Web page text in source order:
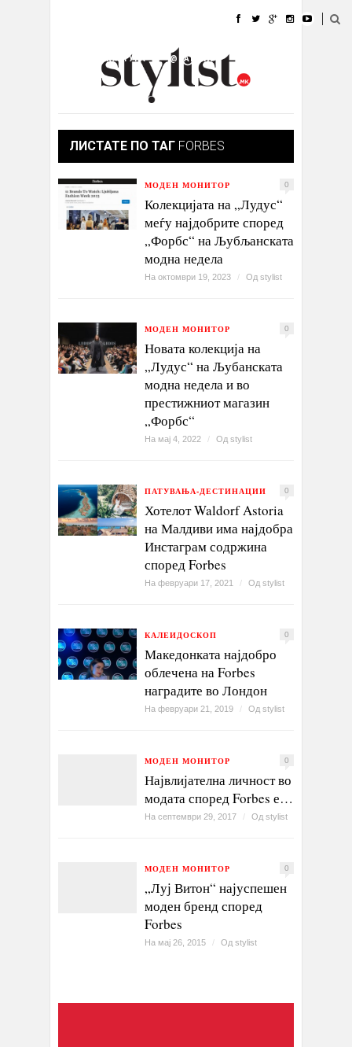
УБАВИНА
КУЛТУРА @РАБОТА
ИЗЛОГ
ЛИСТАТЕ ПО ТАГ FORBES
МОДЕН МОНИТОР 0
Колекцијата на „Лудус“
меѓу најдобрите според
„Форбс“ на Љубљанската
модна недела
На октомври 19, 2023 / Од stylist
МОДЕН МОНИТОР 0
Новата колекција на
„Лудус“ на Љубанската
модна недела и во
престижниот магазин
„Форбс“
На мај 4, 2022 / Од stylist
ПАТУВАЊА-ДЕСТИНАЦИИ 0
Хотелот Waldorf Astoria
на Малдиви има најдобра
Инстаграм содржина
според Forbes
На февруари 17, 2021 / Од stylist
КАЛЕИДОСКОП 0
Македонката најдобро
облечена на Forbes
наградите во Лондон
На февруари 21, 2019 / Од stylist
МОДЕН МОНИТОР 0
Највлијателна личност во
модата според Forbes е…
На септември 29, 2017 / Од stylist
МОДЕН МОНИТОР 0
„Луј Витон“ најуспешен
моден бренд според
Forbes
На мај 26, 2015 / Од stylist